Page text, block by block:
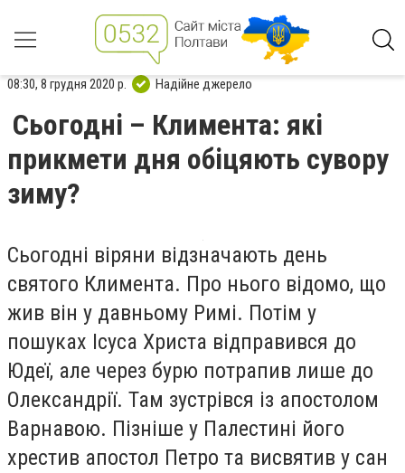
08:30, 8 грудня 2020 р. Надійне джерело
Сьогодні – Климента: які
прикмети дня обіцяють сувору
зиму?
Сьогодні віряни відзначають день
святого Климента. Про нього відомо, що
жив він у давньому Римі. Потім у
пошуках Ісуса Христа відправився до
Юдеї, але через бурю потрапив лише до
Олександрії. Там зустрівся із апостолом
Варнавою. Пізніше у Палестині його
хрестив апостол Петро та висвятив у сан